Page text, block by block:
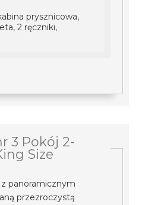
prysznicowa,
2 ręczniki,
3 Pokój 2-
Size
panoramicznym
przezroczystą